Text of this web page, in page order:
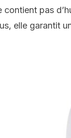
contient pas
elle garantit